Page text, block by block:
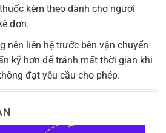
kèm theo dành cho người
đơn.
nên liên hệ trước bên vận chuyển
kỹ hơn để tránh mất thời gian khi
đạt yêu cầu cho phép.